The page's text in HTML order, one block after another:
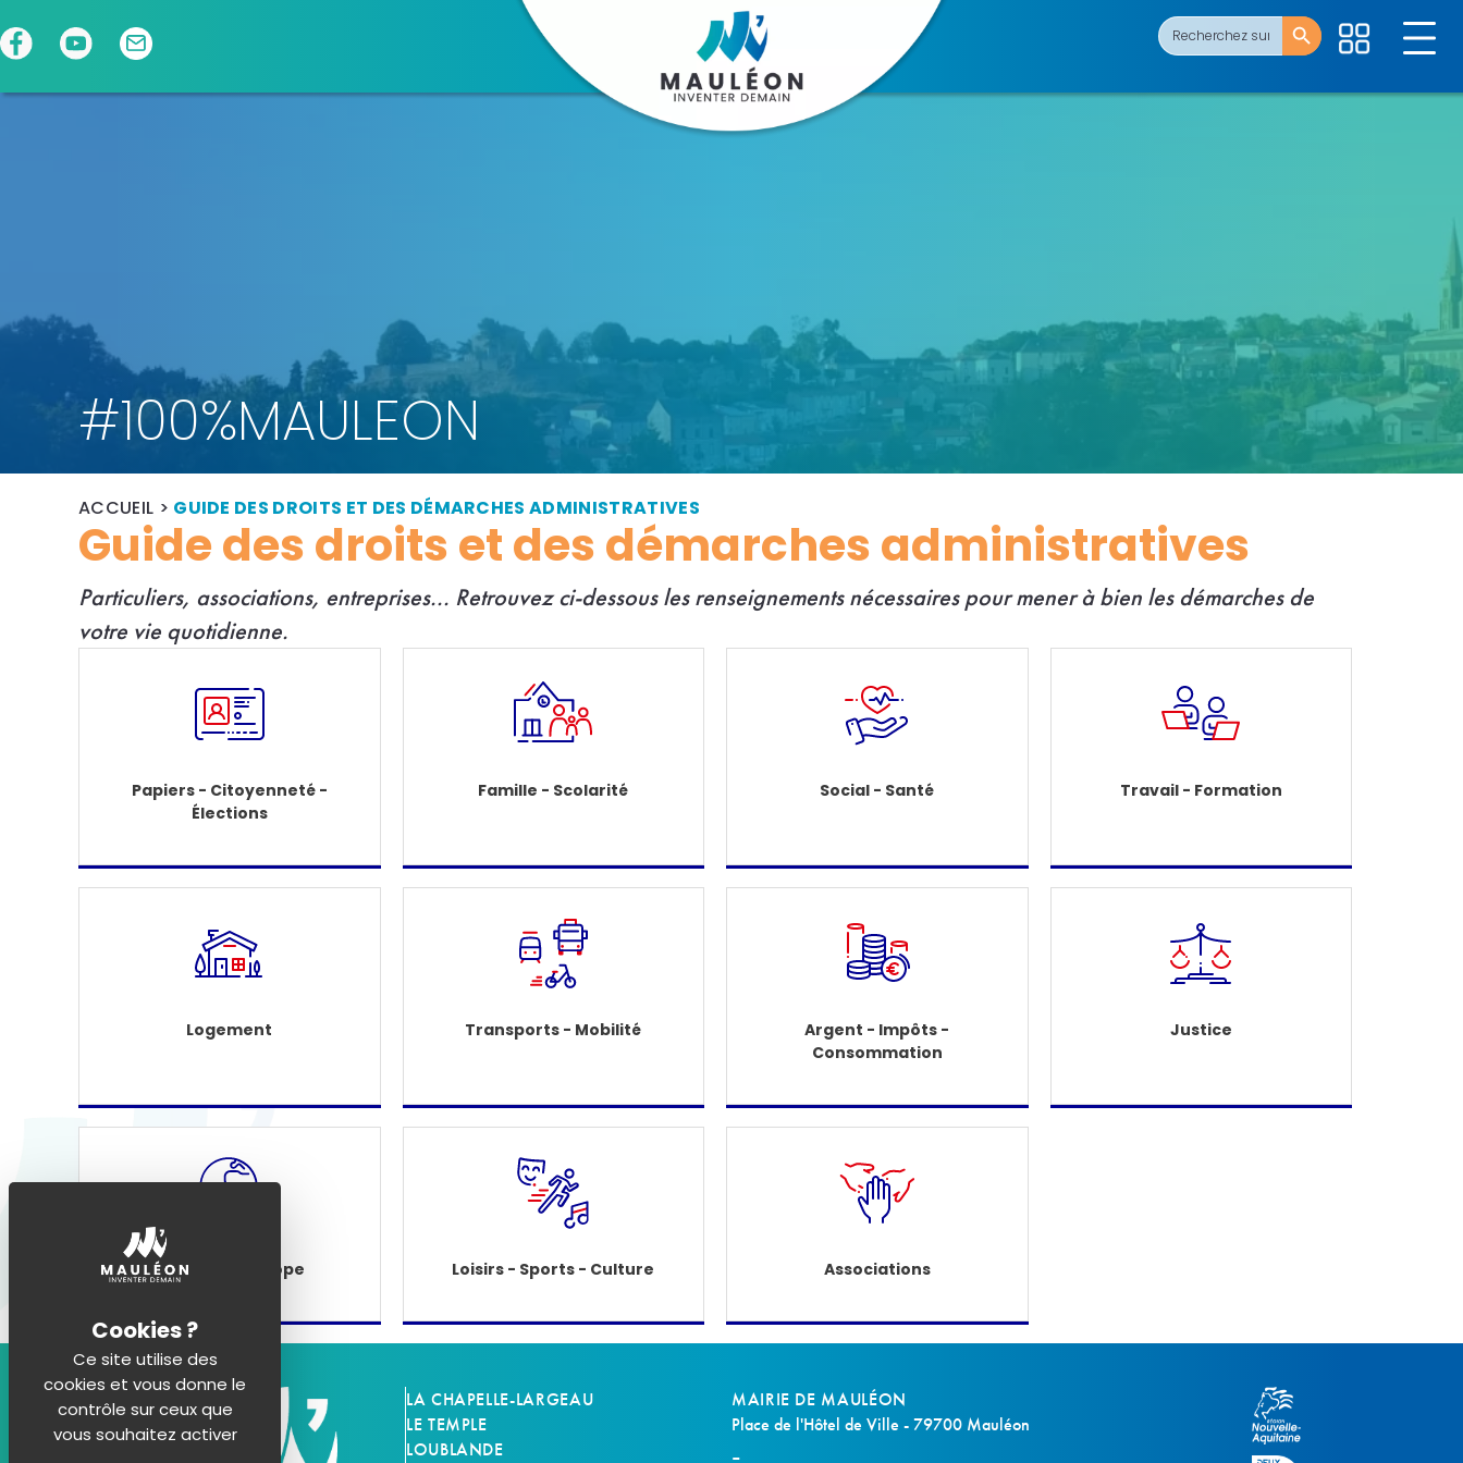
Search
for:
Search Button
#100%MAULEON
ACCUEIL > GUIDE DES DROITS ET DES DÉMARCHES ADMINISTRATIVES
Guide des droits et des démarches administratives
Particuliers, associations, entreprises... Retrouvez ci-dessous les renseignements nécessaires pour mener à bien les démarches de
votre vie quotidienne.
Papiers - Citoyenneté -
Élections
Famille - Scolarité Social - Santé Travail - Formation
Logement Transports - Mobilité
Argent - Impôts -
Consommation
Justice
Étranger - Europe Loisirs - Sports - Culture Associations
LA CHAPELLE-LARGEAU
LE TEMPLE
LOUBLANDE
MAIRIE DE MAULÉON
Place de l'Hôtel de Ville - 79700 Mauléon
Ce site utilise des
cookies et vous donne le
contrôle sur ceux que
vous souhaitez activer